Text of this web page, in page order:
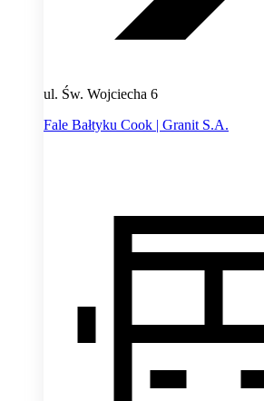
ul. Św. Wojciecha 6
Fale Bałtyku Cook | Granit S.A.